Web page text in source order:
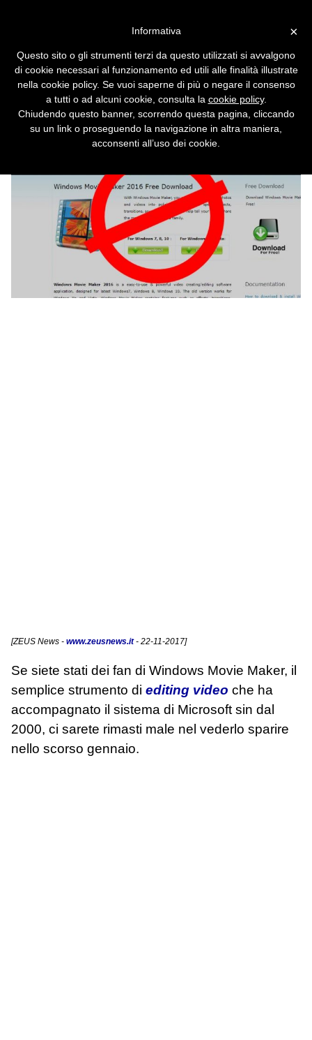
Movie Maker
Un fake del popolare software di editing
video costringe gli utenti a pagare per una
fantomatica versione completa.
[ZEUS News - www.zeusnews.it- 22-11-2017]
Se siete stati dei fan di Windows Movie Maker, il
semplice strumento di editing video che ha
accompagnato il sistema di Microsoft sin dal
2000, ci sarete rimasti male nel vederlo sparire
nello scorso gennaio.
×
Informativa
Questo sito o gli strumenti terzi da questo utilizzati si avvalgono
di cookie necessari al funzionamento ed utili alle finalità illustrate
nella cookie policy. Se vuoi saperne di più o negare il consenso
a tutti o ad alcuni cookie, consulta la cookie policy.
Chiudendo questo banner, scorrendo questa pagina, cliccando
su un link o proseguendo la navigazione in altra maniera,
acconsenti all’uso dei cookie.